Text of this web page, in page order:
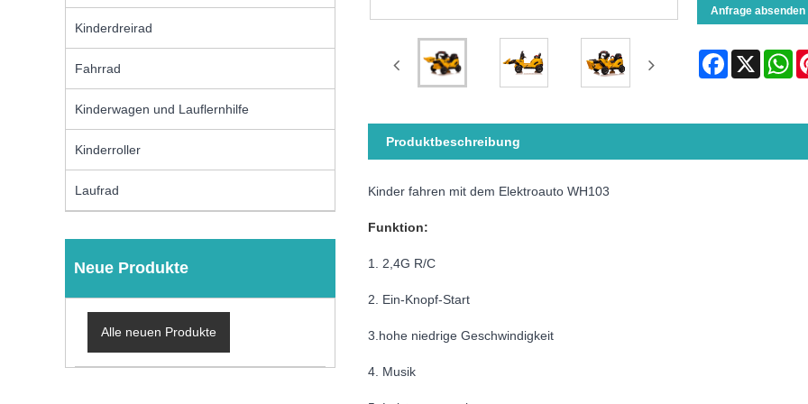
Kinderdreirad
Fahrrad
Kinderwagen und Lauflernhilfe
Kinderroller
Laufrad
Neue Produkte
Alle neuen Produkte
Anfrage absenden
Facebook
X
Produktbeschreibung
Kinder fahren mit dem Elektroauto WH103
Funktion:
1. 2,4G R/C
2. Ein-Knopf-Start
3.hohe niedrige Geschwindigkeit
4. Musik